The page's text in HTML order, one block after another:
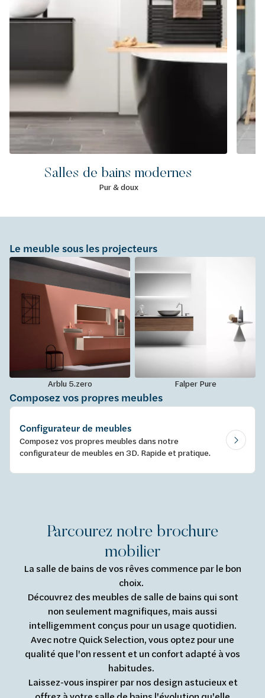
Salles de bains modernes
Pur & doux
Le meuble sous les projecteurs
Arblu 5.zero Falper Pure
Composez vos propres meubles
Configurateur de meubles
Composez vos propres meubles dans notre
configurateur de meubles en 3D. Rapide et pratique.
Parcourez notre brochure
mobilier
La salle de bains de vos rêves commence par le bon
choix.
Découvrez des meubles de salle de bains qui sont
non seulement magnifiques, mais aussi
intelligemment conçus pour un usage quotidien.
Avec notre Quick Selection, vous optez pour une
qualité que l'on ressent et un confort adapté à vos
habitudes.
Laissez-vous inspirer par nos design astucieux et